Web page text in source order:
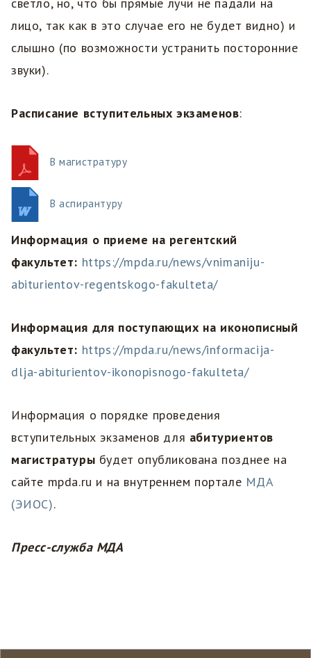
лицо, так как в это случае его не будет видно) и
слышно (по возможности устранить посторонние
звуки).
Расписание вступительных экзаменов:
В магистратуру
В аспирантуру
Информация о приеме на регентский
факультет: https://mpda.ru/news/vnimaniju-
abiturientov-regentskogo-fakulteta/
Информация для поступающих на иконописный
факультет: https://mpda.ru/news/informacija-
dlja-abiturientov-ikonopisnogo-fakulteta/
Информация о порядке проведения
вступительных экзаменов для абитуриентов
магистратуры будет опубликована позднее на
сайте mpda.ru и на внутреннем портале МДА
(ЭИОС).
Пресс-служба МДА